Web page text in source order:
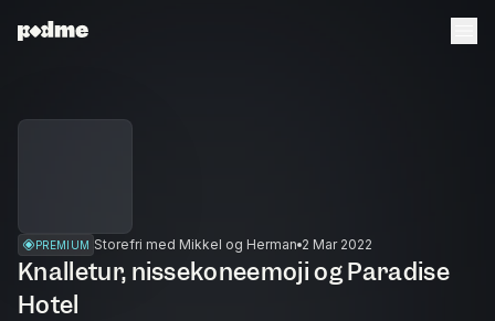
PREMIUM Storefri med Mikkel og Herman 2 Mar 2022
Knalletur, nissekoneemoji og Paradise
Hotel